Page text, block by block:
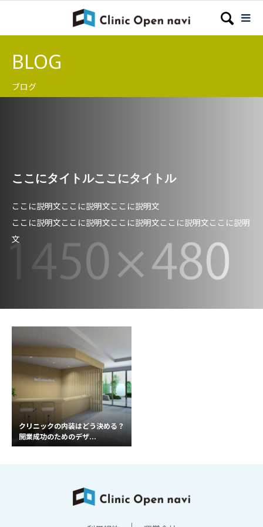
BLOG
ブログ
ここにタイトルここにタイトル
ここに説明文ここに説明文ここに説明文
ここに説明文ここに説明文ここに説明文ここに説明文ここに説明
文
クリニックの内装はどう決める？
開業成功のためのデザ...